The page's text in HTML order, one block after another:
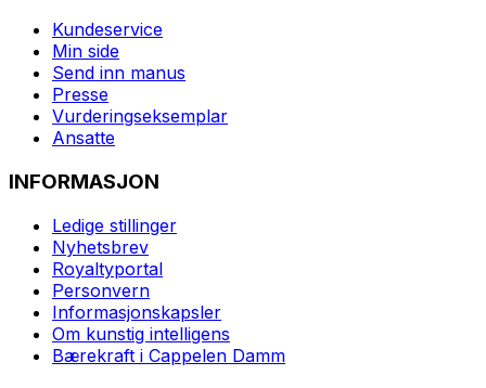
Kundeservice
Min side
Send inn manus
Presse
Vurderingseksemplar
Ansatte
INFORMASJON
Ledige stillinger
Nyhetsbrev
Royaltyportal
Personvern
Informasjonskapsler
Om kunstig intelligens
Bærekraft i Cappelen Damm